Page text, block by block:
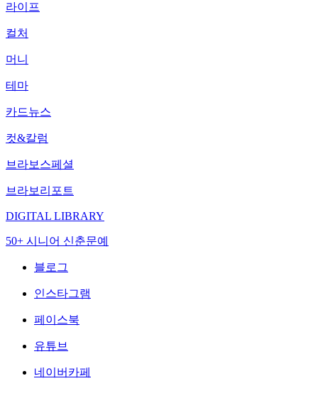
라이프
컬처
머니
테마
카드뉴스
컷&칼럼
브라보스페셜
브라보리포트
DIGITAL LIBRARY
50+ 시니어 신춘문예
블로그
인스타그램
페이스북
유튜브
네이버카페